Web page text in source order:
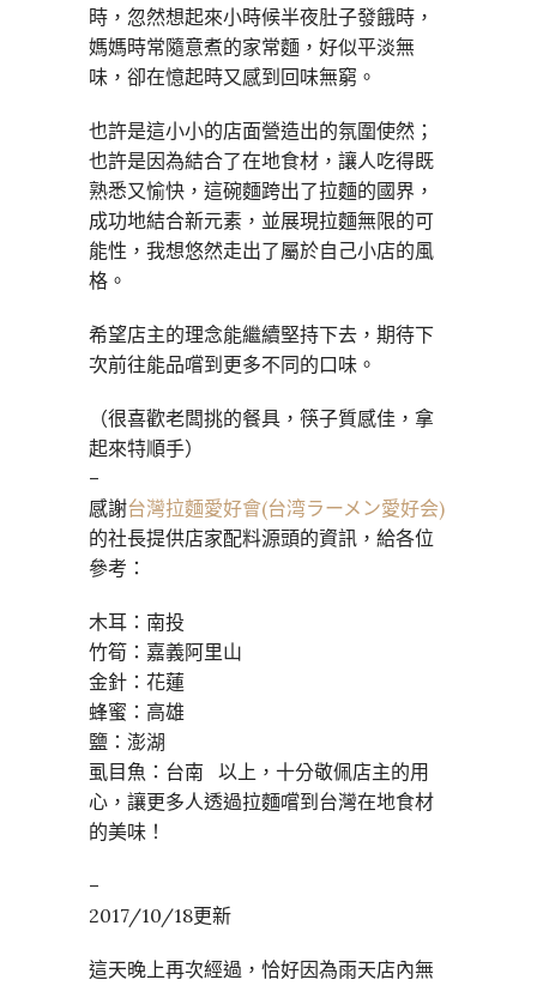
時，忽然想起來小時候半夜肚子發餓時，
媽媽時常隨意煮的家常麵，好似平淡無
味，卻在憶起時又感到回味無窮。
也許是這小小的店面營造出的氛圍使然；
也許是因為結合了在地食材，讓人吃得既
熟悉又愉快，這碗麵跨出了拉麵的國界，
成功地結合新元素，並展現拉麵無限的可
能性，我想悠然走出了屬於自己小店的風
格。
希望店主的理念能繼續堅持下去，期待下
次前往能品嚐到更多不同的口味。
（很喜歡老闆挑的餐具，筷子質感佳，拿
起來特順手）
–
感謝台灣拉麵愛好會(台湾ラーメン愛好会)
的社長提供店家配料源頭的資訊，給各位
參考：
木耳：南投
竹筍：嘉義阿里山
金針：花蓮
蜂蜜：高雄
鹽：澎湖
虱目魚：台南 以上，十分敬佩店主的用
心，讓更多人透過拉麵嚐到台灣在地食材
的美味！
–
2017/10/18更新
這天晚上再次經過，恰好因為雨天店內無